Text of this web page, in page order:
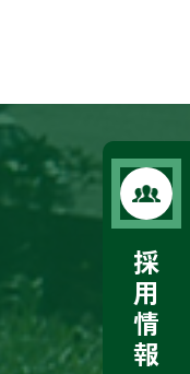
採
用
情
報